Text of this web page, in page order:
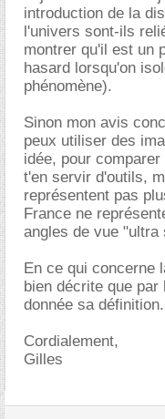
introduction de la
l'univers sont-ils
montrer qu'il est un
hasard lorsqu'on
phénomène).
Sinon mon avis
peux utiliser des
idée, pour
t'en servir d'outils,
représentent pas
France ne
angles de vue
En ce qui concerne
bien décrite que
donnée sa définition.
Cordialement,
Gilles